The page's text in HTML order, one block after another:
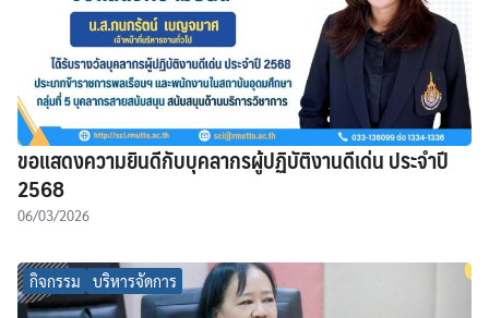
ขอแสดงความยินดีกับบุคลากรผู้ปฏิบัติงานดีเด่น ประจำปี
2568
06/03/2026
กิจกรรม บริหารจัดการ